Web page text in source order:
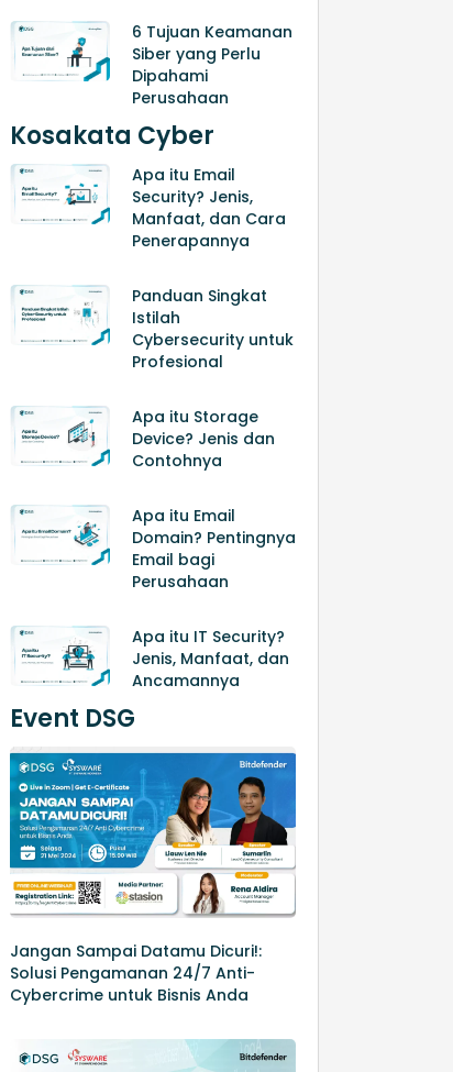
6 Tujuan Keamanan
Siber yang Perlu
Dipahami
Perusahaan
Kosakata Cyber
Apa itu Email
Security? Jenis,
Manfaat, dan Cara
Penerapannya
Panduan Singkat
Istilah
Cybersecurity untuk
Profesional
Apa itu Storage
Device? Jenis dan
Contohnya
Apa itu Email
Domain? Pentingnya
Email bagi
Perusahaan
Apa itu IT Security?
Jenis, Manfaat, dan
Ancamannya
Event DSG
Jangan Sampai Datamu Dicuri!:
Solusi Pengamanan 24/7 Anti-
Cybercrime untuk Bisnis Anda